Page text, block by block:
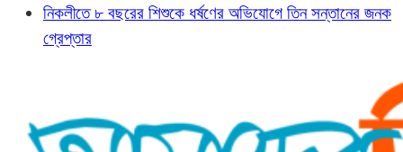
নিকলীতে ৮ বছরের শিশুকে ধর্ষণের অভিযোগে তিন সন্তানের জনক
গ্রেপ্তার